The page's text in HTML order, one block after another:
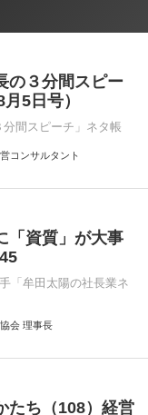
の３分間スピー
5日号）
間スピーチ」ネタ帳
コンサルタント
「資質」が大事
「牟田太陽の社長業ネ
会 理事長
たち（108）経営